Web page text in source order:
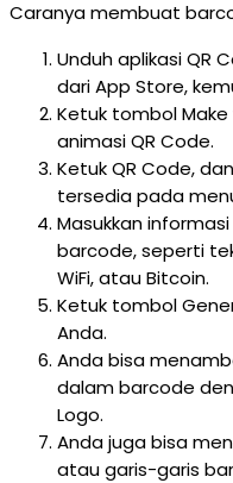
Caranya membuat
Unduh aplikasi QR
dari App Store,
Ketuk tombol
animasi QR Code.
Ketuk QR Code,
tersedia pada
Masukkan
barcode, seperti
WiFi, atau Bitcoin.
Ketuk tombol
Anda.
Anda bisa
dalam barcode
Logo.
Anda juga bisa
atau garis-garis